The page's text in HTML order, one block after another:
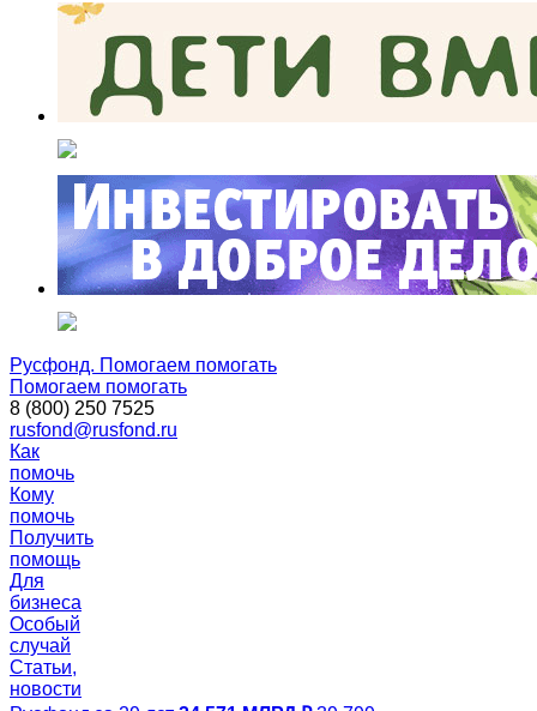
Русфонд. Помогаем помогать
Помогаем помогать
8 (800) 250 7525
rusfond@rusfond.ru
Как
помочь
Кому
помочь
Получить
помощь
Для
бизнеса
Особый
случай
Статьи,
новости